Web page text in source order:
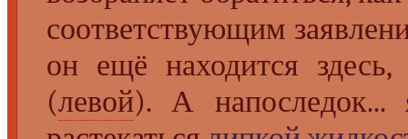
соответствующим
он ещё находится
(левой). А